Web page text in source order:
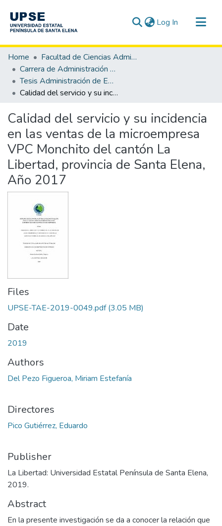
Log In (current)
Communities & Collections
All of DSpace
Statistics
Home
Facultad de Ciencias Administrativas
Carrera de Administración de Empresas
Tesis Administración de Empresas
Calidad del servicio y su incidencia en las ventas de la microempresa VPC Monchito del cantón La Libertad, provincia de Santa Elena, Año 2017
Calidad del servicio y su incidencia
en las ventas de la microempresa
VPC Monchito del cantón La
Libertad, provincia de Santa Elena,
Año 2017
Files
UPSE-TAE-2019-0049.pdf(3.05 MB)
Date
2019
Authors
Del Pezo Figueroa, Miriam Estefanía
Directores
Pico Gutiérrez, Eduardo
Publisher
La Libertad: Universidad Estatal Península de Santa Elena,
2019.
Abstract
En la presente investigación se da a conocer la relación que